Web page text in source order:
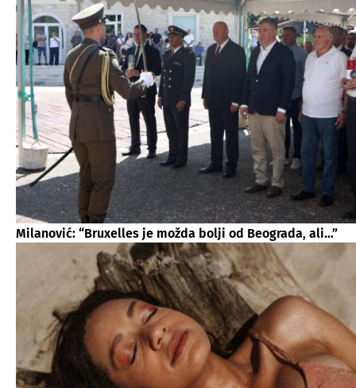
Milanović: “Bruxelles je možda bolji od Beograda, ali…”